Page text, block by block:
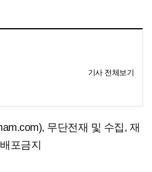
기사 전체보기
무단전재 및 수집, 재
배포금지